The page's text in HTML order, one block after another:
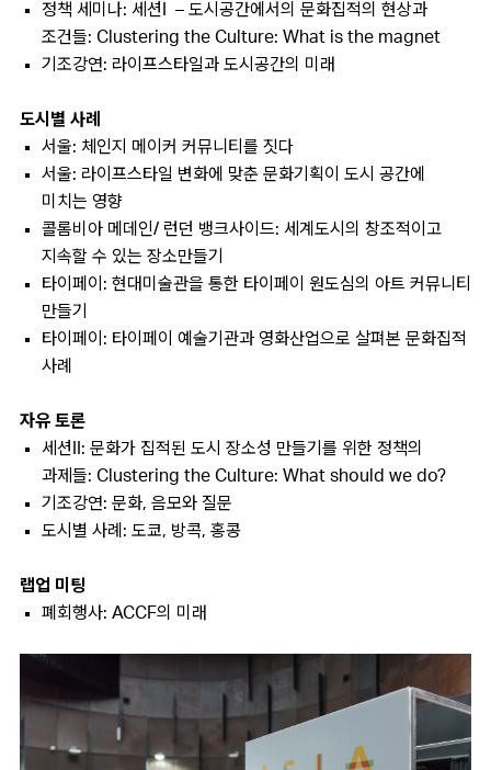
정책 세미나: 세션I – 도시공간에서의 문화집적의 현상과
조건들: Clustering the Culture: What is the magnet
기조강연: 라이프스타일과 도시공간의 미래
도시별 사례
서울: 체인지 메이커 커뮤니티를 짓다
서울: 라이프스타일 변화에 맞춘 문화기획이 도시 공간에
미치는 영향
콜롬비아 메데인/ 런던 뱅크사이드: 세계도시의 창조적이고
지속할 수 있는 장소만들기
타이페이: 현대미술관을 통한 타이페이 원도심의 아트 커뮤니티
만들기
타이페이: 타이페이 예술기관과 영화산업으로 살펴본 문화집적
사례
자유 토론
세션II: 문화가 집적된 도시 장소성 만들기를 위한 정책의
과제들: Clustering the Culture: What should we do?
기조강연: 문화, 음모와 질문
도시별 사례: 도쿄, 방콕, 홍콩
랩업 미팅
폐회행사: ACCF의 미래